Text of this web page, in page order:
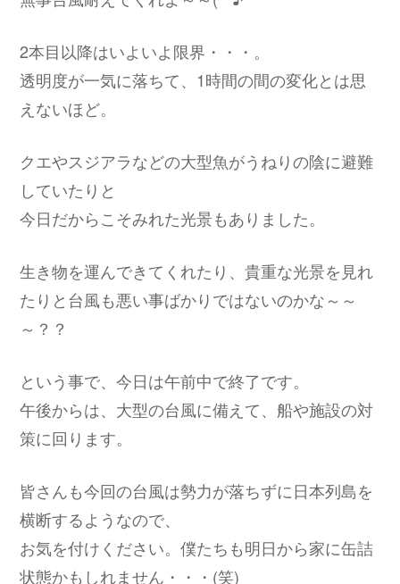
2本目以降はいよいよ限界・・・。
透明度が一気に落ちて、1時間の間の変化とは思
えないほど。
クエやスジアラなどの大型魚がうねりの陰に避難
していたりと
今日だからこそみれた光景もありました。
生き物を運んできてくれたり、貴重な光景を見れ
たりと台風も悪い事ばかりではないのかな～～
～？？
という事で、今日は午前中で終了です。
午後からは、大型の台風に備えて、船や施設の対
策に回ります。
皆さんも今回の台風は勢力が落ちずに日本列島を
横断するようなので、
お気を付けください。僕たちも明日から家に缶詰
状態かもしれません・・・(笑)